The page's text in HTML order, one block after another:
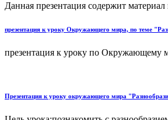
Данная презентация содержит
презентация к уроку Окружающего мира, по теме
презентация к уроку по Окружающему
Презентация к уроку окружающего мира